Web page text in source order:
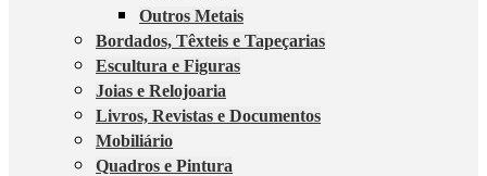
Outros Metais
Bordados, Têxteis e Tapeçarias
Escultura e Figuras
Joias e Relojoaria
Livros, Revistas e Documentos
Mobiliário
Quadros e Pintura